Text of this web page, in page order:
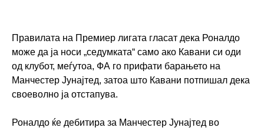
Правилата на Премиер лигата гласат дека Роналдо
може да ја носи „седумката“ само ако Кавани си оди
од клубот, меѓутоа, ФА го прифати барањето на
Манчестер Јунајтед, затоа што Кавани потпишал дека
своеволно ја отстапува.
Роналдо ќе дебитира за Манчестер Јунајтед во